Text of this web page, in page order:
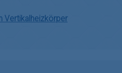
Vertikalheizkörper